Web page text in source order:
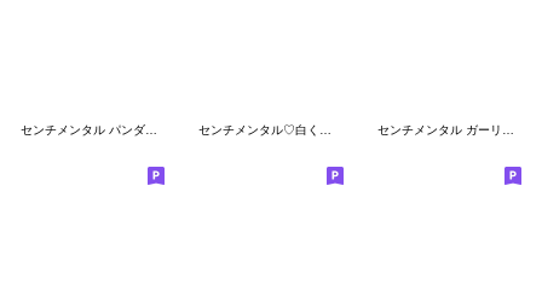
センチメンタル パンダ♡スタートセット センチメンタル♡白くまちゃん センチメンタル ガーリー 2